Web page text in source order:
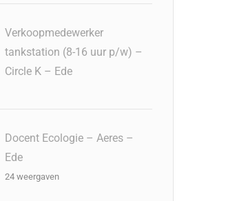
Verkoopmedewerker
tankstation (8-16 uur p/w) –
Circle K – Ede
Docent Ecologie – Aeres –
Ede
24 weergaven